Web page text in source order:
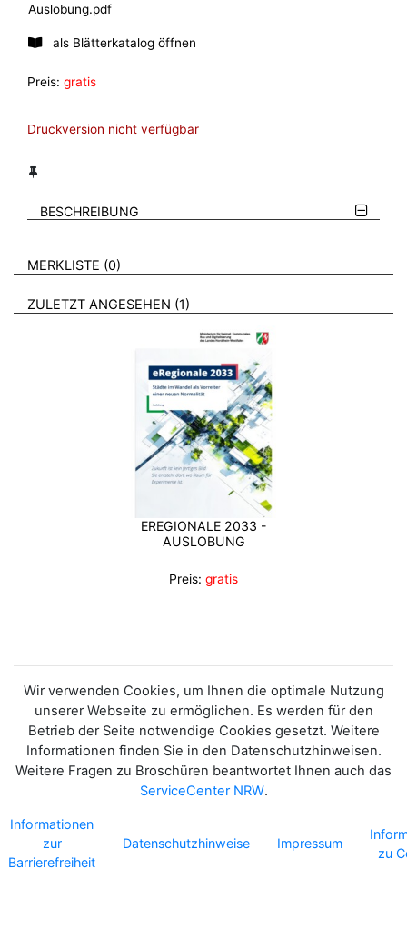
Auslobung.pdf
als Blätterkatalog öffnen
Preis: gratis
Druckversion nicht verfügbar
BESCHREIBUNG
VERWEISE AUF VERMERKTE- ODER ZULETZT ANGESEHENE
MERKLISTE 0 BROSCHÜREN
ZULETZT ANGESEHEN 1 BROSCHÜREN
EREGIONALE 2033 -
AUSLOBUNG
Preis: gratis
Wir verwenden Cookies, um Ihnen die optimale Nutzung
unserer Webseite zu ermöglichen. Es werden für den
Betrieb der Seite notwendige Cookies gesetzt. Weitere
Informationen finden Sie in den Datenschutzhinweisen.
Weitere Fragen zu Broschüren beantwortet Ihnen auch das
ServiceCenter NRW.
Informationen
zur
Barrierefreiheit
Datenschutzhinweise Impressum
zu